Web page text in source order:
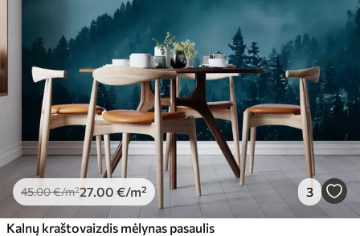
45.00€/m²27 .00 €/m² 3
Kalnų kraštovaizdis mėlynas pasaulis